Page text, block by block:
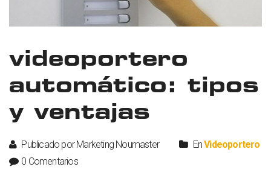
videoportero
automático: tipos
y ventajas
Publicado por Marketing Noumaster EnVideoportero
0 Comentarios